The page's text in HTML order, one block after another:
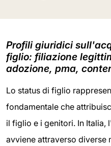
Profili giuridici
figlio: filiazione
adozione, pma,
Lo status di figlio
fondamentale che
il figlio e i genitori. In Italia,
avviene attraverso diverse